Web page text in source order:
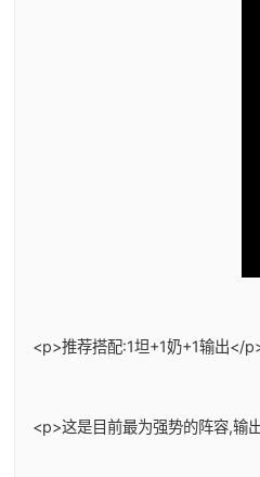
<p>推荐搭配:1坦+1奶+1输出</
<p>这是目前最为强势的阵容,输